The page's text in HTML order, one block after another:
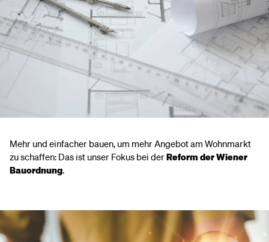
Mehr und einfacher bauen, um mehr Angebot am Wohnmarkt
zu schaffen: Das ist unser Fokus bei derReform der Wiener
Bauordnung.